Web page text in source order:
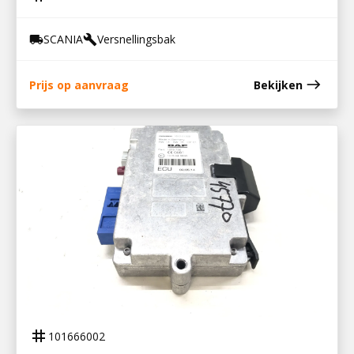
local_shippingSCANIAbuildVersnellingsbak
Prijs op aanvraag Bekijken east
STUURKAST TELEFOONINTERFACE XF106
tag 101666002